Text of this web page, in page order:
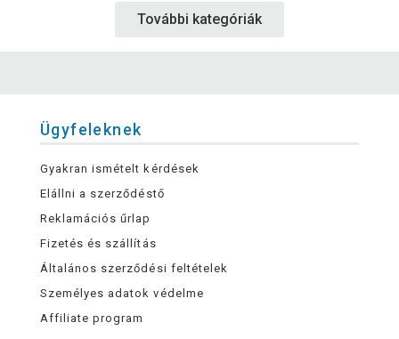
További kategóriák
Ügyfeleknek
Gyakran ismételt kérdések
Elállni a szerződéstő
Reklamációs űrlap
Fizetés és szállítás
Általános szerződési feltételek
Személyes adatok védelme
Affiliate program